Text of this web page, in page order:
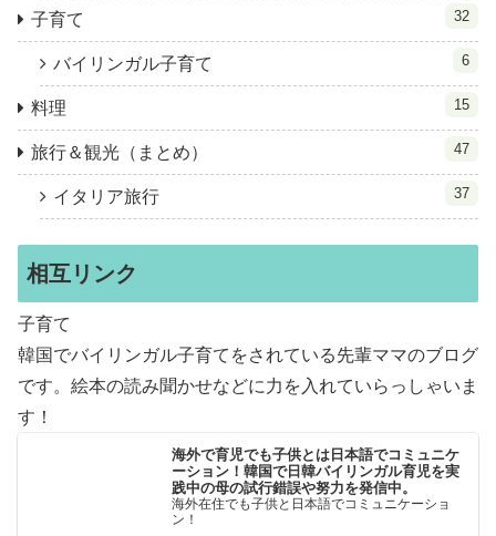
子育て 32
バイリンガル子育て 6
料理 15
旅行＆観光（まとめ） 47
イタリア旅行 37
相互リンク
子育て
韓国でバイリンガル子育てをされている先輩ママのブログ
です。絵本の読み聞かせなどに力を入れていらっしゃいま
す！
海外で育児でも子供とは日本語でコミュニケ
ーション！韓国で日韓バイリンガル育児を実
践中の母の試行錯誤や努力を発信中。
海外在住でも子供と日本語でコミュニケーショ
ン！